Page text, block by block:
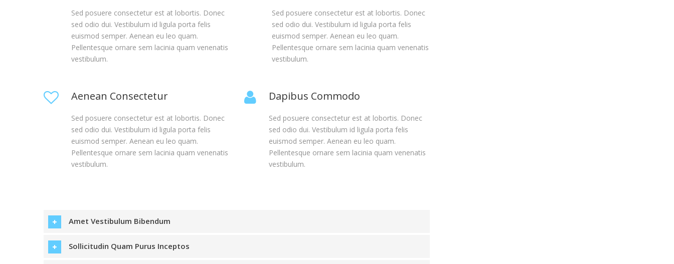
Sed posuere consectetur est at lobortis. Donec
sed odio dui. Vestibulum id ligula porta felis
euismod semper. Aenean eu leo quam.
Pellentesque ornare sem lacinia quam venenatis
vestibulum.
Aenean Consectetur
Sed posuere consectetur est at lobortis. Donec
sed odio dui. Vestibulum id ligula porta felis
euismod semper. Aenean eu leo quam.
Pellentesque ornare sem lacinia quam venenatis
vestibulum.
Sed posuere consectetur est at lobortis. Donec
sed odio dui. Vestibulum id ligula porta felis
euismod semper. Aenean eu leo quam.
Pellentesque ornare sem lacinia quam venenatis
vestibulum.
Dapibus Commodo
Sed posuere consectetur est at lobortis. Donec
sed odio dui. Vestibulum id ligula porta felis
euismod semper. Aenean eu leo quam.
Pellentesque ornare sem lacinia quam venenatis
vestibulum.
Amet Vestibulum Bibendum
Sollicitudin Quam Purus Inceptos